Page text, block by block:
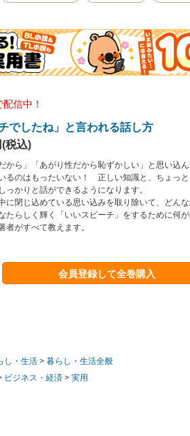
信中！
でしたね」と言われる話し方
税込)
から」「あがり性だから恥ずかしい」と思い込
るのはもったいない！ 正しい知識と、ちょっ
っかりと話ができるようになります。
に閉じ込めている思い込みを取り除いて、どん
たらしく輝く「いいスピーチ」をするために何が
者がすべて教えます。
会員登録して全巻購入
し・生活 > 暮らし・生活全般
ビジネス・経済 > 実用